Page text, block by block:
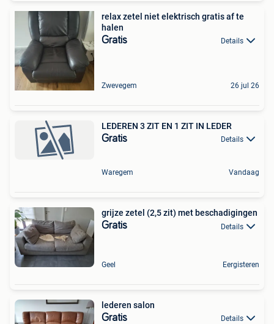
relax zetel niet elektrisch gratis af te
halen
Gratis Details
Zwevegem 26 jul 26
LEDEREN 3 ZIT EN 1 ZIT IN LEDER
Gratis Details
Waregem Vandaag
grijze zetel (2,5 zit) met beschadigingen
Gratis Details
Geel Eergisteren
lederen salon
Gratis Details